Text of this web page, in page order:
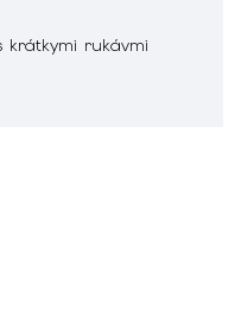
krátkymi rukávmi